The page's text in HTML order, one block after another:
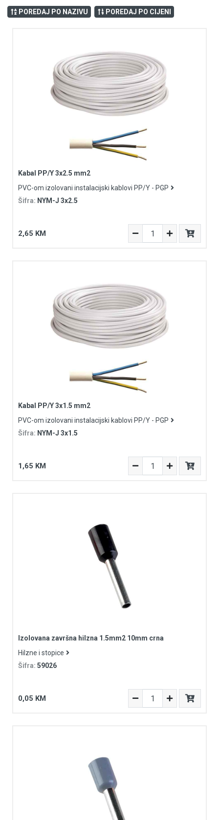
POREDAJ PO NAZIVU POREDAJ PO CIJENI
Kabal PP/Y 3x2.5 mm2
PVC-om izolovani instalacijski kablovi PP/Y - PGP
Šifra: NYM-J 3x2.5
2,65 KM
Kabal PP/Y 3x1.5 mm2
PVC-om izolovani instalacijski kablovi PP/Y - PGP
Šifra: NYM-J 3x1.5
1,65 KM
Izolovana završna hilzna 1.5mm2 10mm crna
Hilzne i stopice
Šifra: 59026
0,05 KM